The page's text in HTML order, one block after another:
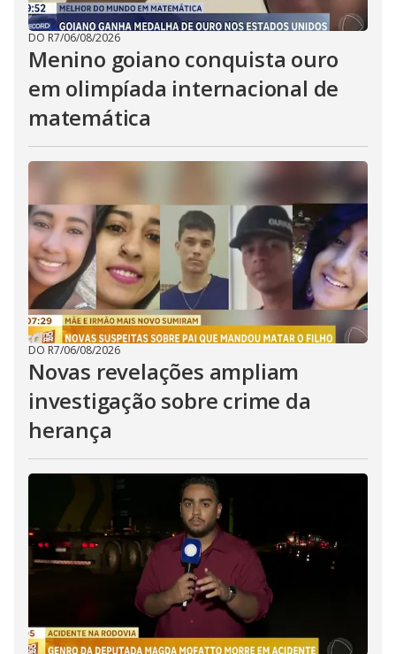
DO R7/06/08/2026
Menino goiano conquista ouro
em olimpíada internacional de
matemática
DO R7/06/08/2026
Novas revelações ampliam
investigação sobre crime da
herança